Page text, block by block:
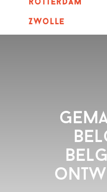
rotterdam
Zwolle